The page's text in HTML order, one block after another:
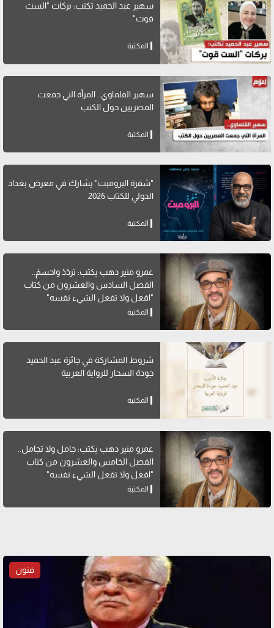
سهير عبد الحميد تكتب: بركات "الست
قوت"
المكتبة
سهير القلماوي.. المرأة التي جمعت
المصريين حول الكتب
المكتبة
"شفرة البرومبت" يشارك في معرض بغداد
الدولي للكتاب 2026
المكتبة
عمرو منير دهب يكتب: تردّدْ واحسِمْ..
الفصل السادس والعشرون من كتاب
"افعل ولا تفعل الشيء نفسه"
المكتبة
شروط المشاركة في جائزة عبد الحميد
جودة السحار للرواية العربية
المكتبة
عمرو منير دهب يكتب: جامل ولا تجامل..
الفصل الخامس والعشرون من كتاب
"افعل ولا تفعل الشيء نفسه"
المكتبة
فنون